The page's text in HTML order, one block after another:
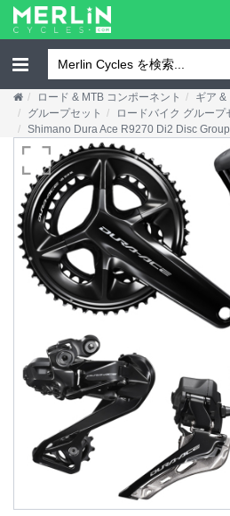
ロード & MTB コンポーネント
ギア &
グループセット
ロードバイク グループ
Shimano Dura Ace R9270 Di2 Disc